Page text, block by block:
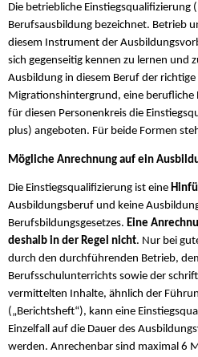
Die betriebliche Einstiegsqualifizierung
Berufsausbildung bezeichnet. Betrieb
diesem Instrument der
sich gegenseitig kennen zu lernen und
Ausbildung in diesem Beruf der
Migrationshintergrund, eine berufliche
für diesen Personenkreis die
plus) angeboten. Für beide Formen
Mögliche Anrechnung auf ein
Die Einstiegsqualifizierung ist eine
Ausbildungsberuf und keine
Berufsbildungsgesetzes. Eine
deshalb in der Regel nicht. Nur bei
durch den durchführenden Betrieb,
Berufsschulunterrichts sowie der
vermittelten Inhalte, ähnlich der
(„Berichtsheft“), kann eine
Einzelfall auf die Dauer des
werden. Anrechenbar sind maximal 6